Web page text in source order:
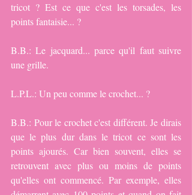
tricot ? Est ce que c'est les torsades, les
points fantaisie... ?
B.B.: Le jacquard... parce qu'il faut suivre
une grille.
L.P.L.: Un peu comme le crochet... ?
B.B.: Pour le crochet c'est différent. Je dirais
que le plus dur dans le tricot ce sont les
points ajourés. Car bien souvent, elles se
retrouvent avec plus ou moins de points
qu'elles ont commencé. Par exemple, elles